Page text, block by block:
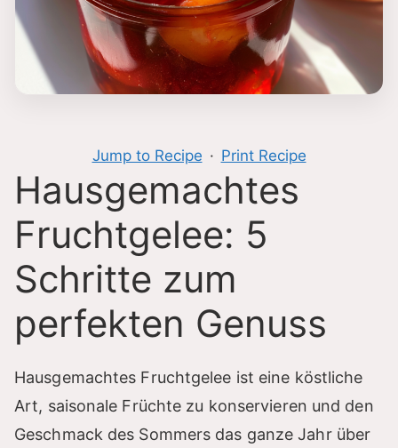
Jump to Recipe · Print Recipe
Hausgemachtes
Fruchtgelee: 5
Schritte zum
perfekten Genuss
Hausgemachtes Fruchtgelee ist eine köstliche
Art, saisonale Früchte zu konservieren und den
Geschmack des Sommers das ganze Jahr über